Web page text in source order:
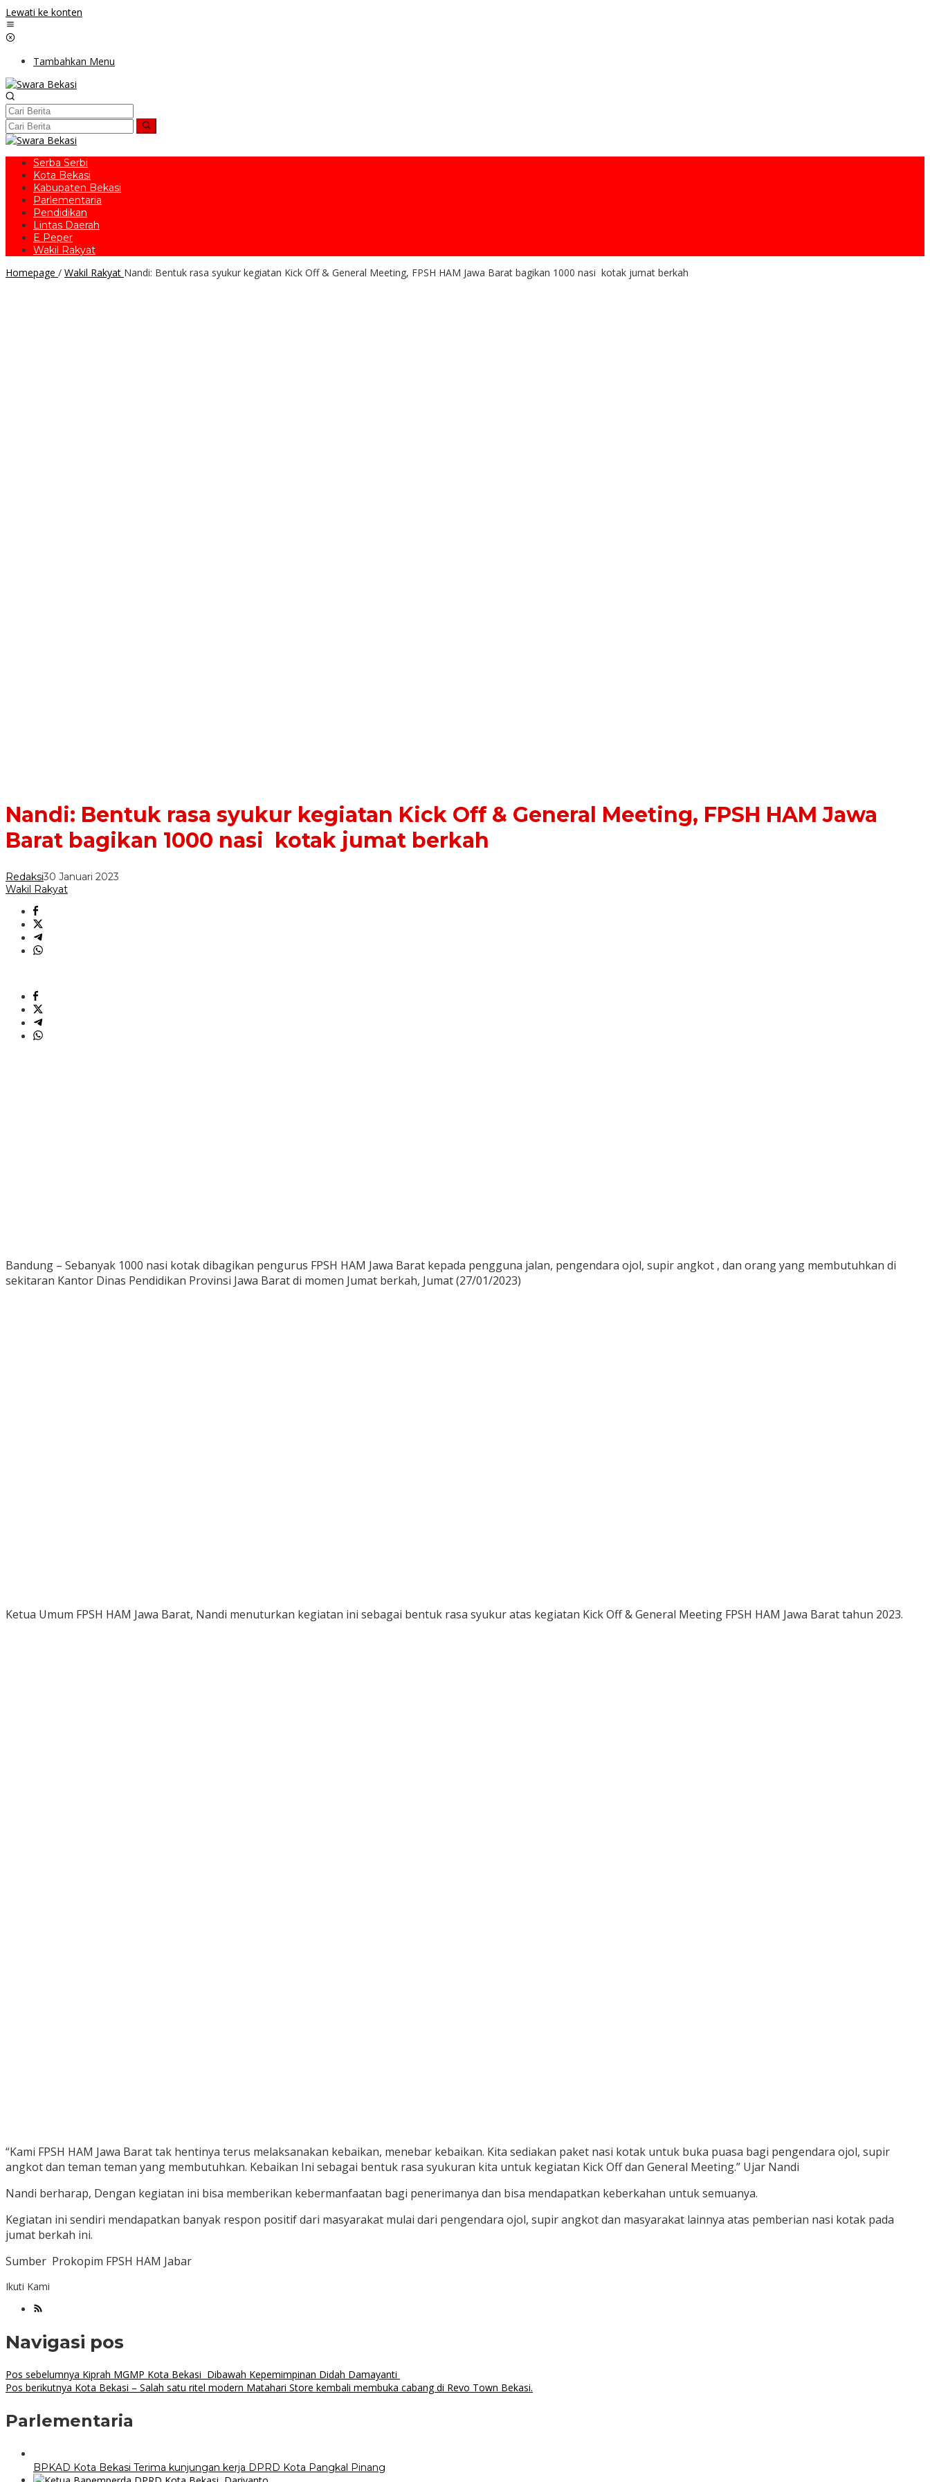
Lewati ke konten
Tambahkan Menu
Serba Serbi
Kota Bekasi
Kabupaten Bekasi
Parlementaria
Pendidikan
Lintas Daerah
E Peper
Wakil Rakyat
Homepage / Wakil Rakyat Nandi: Bentuk rasa syukur kegiatan Kick Off & General Meeting, FPSH HAM Jawa Barat bagikan 1000 nasi kotak jumat berkah
Nandi: Bentuk rasa syukur kegiatan Kick Off & General Meeting, FPSH HAM Jawa
Barat bagikan 1000 nasi kotak jumat berkah
Redaksi30 Januari 2023
Wakil Rakyat
Bandung – Sebanyak 1000 nasi kotak dibagikan pengurus FPSH HAM Jawa Barat kepada pengguna jalan, pengendara ojol, supir angkot , dan orang yang membutuhkan di
sekitaran Kantor Dinas Pendidikan Provinsi Jawa Barat di momen Jumat berkah, Jumat (27/01/2023)
Ketua Umum FPSH HAM Jawa Barat, Nandi menuturkan kegiatan ini sebagai bentuk rasa syukur atas kegiatan Kick Off & General Meeting FPSH HAM Jawa Barat tahun 2023.
“Kami FPSH HAM Jawa Barat tak hentinya terus melaksanakan kebaikan, menebar kebaikan. Kita sediakan paket nasi kotak untuk buka puasa bagi pengendara ojol, supir
angkot dan teman teman yang membutuhkan. Kebaikan Ini sebagai bentuk rasa syukuran kita untuk kegiatan Kick Off dan General Meeting.” Ujar Nandi
Nandi berharap, Dengan kegiatan ini bisa memberikan kebermanfaatan bagi penerimanya dan bisa mendapatkan keberkahan untuk semuanya.
Kegiatan ini sendiri mendapatkan banyak respon positif dari masyarakat mulai dari pengendara ojol, supir angkot dan masyarakat lainnya atas pemberian nasi kotak pada
jumat berkah ini.
Sumber Prokopim FPSH HAM Jabar
Ikuti Kami
Navigasi pos
Pos sebelumnya Kiprah MGMP Kota Bekasi Dibawah Kepemimpinan Didah Damayanti
Pos berikutnya Kota Bekasi – Salah satu ritel modern Matahari Store kembali membuka cabang di Revo Town Bekasi.
Parlementaria
BPKAD Kota Bekasi Terima kunjungan kerja DPRD Kota Pangkal Pinang